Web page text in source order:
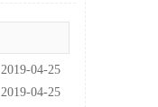
2019-04-25
2019-04-25